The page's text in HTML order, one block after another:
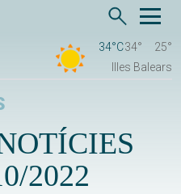
34°C34°
25°
Illes Balears
2022